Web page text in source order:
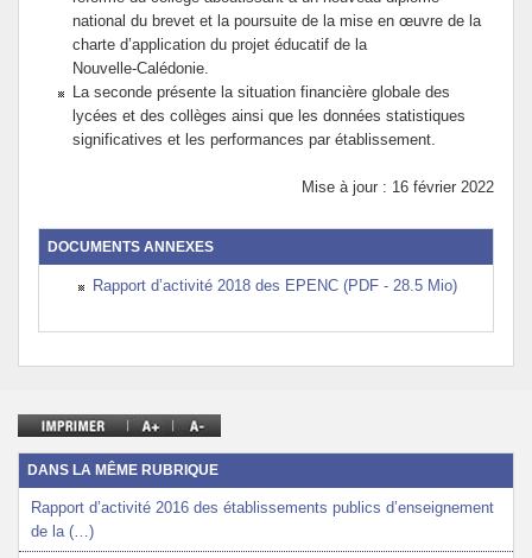
national du brevet et la poursuite de la mise en œuvre de la
charte d’application du projet éducatif de la
Nouvelle‑Calédonie.
La seconde présente la situation financière globale des
lycées et des collèges ainsi que les données statistiques
significatives et les performances par établissement.
Mise à jour : 16 février 2022
DOCUMENTS ANNEXES
Rapport d’activité 2018 des EPENC (PDF - 28.5 Mio)
DANS LA MÊME RUBRIQUE
Rapport d’activité 2016 des établissements publics d’enseignement
de la (…)